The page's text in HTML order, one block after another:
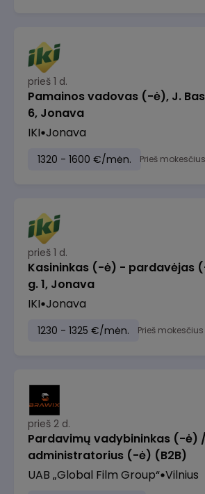
prieš 1 d.
Pamainos vadovas (-ė), J.
6, Jonava
IKI Jonava
1320 - 1600 €/mėn. Prieš mokesčius
prieš 1 d.
Kasininkas (-ė) - pardavėjas
g. 1, Jonava
IKI Jonava
1230 - 1325 €/mėn. Prieš mokesčius
prieš 2 d.
Pardavimų vadybininkas (-ė)
administratorius (-ė) (B2B)
UAB „Global Film Group“ Vilnius